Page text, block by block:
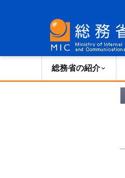
総務省の紹介